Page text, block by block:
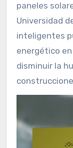
paneles
Universidad
inteligentes
energético
disminuir la